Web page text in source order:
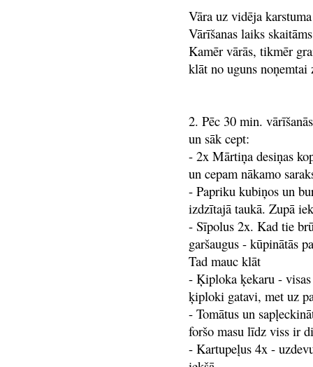
Vāra uz vidēja
Vārīšanas laiks
Kamēr vārās, tikmēr
klāt no uguns noņemtai
2. Pēc 30 min.
un sāk cept:
- 2x Mārtiņa desiņas
un cepam nākamo
- Papriku kubiņos un
izdzītajā taukā. Zupā
- Sīpolus 2x. Kad tie
garšaugus - kūpinātās
Tad mauc klāt
- Ķiploka ķekaru -
ķiploki gatavi, met uz
- Tomātus un
foršo masu līdz viss ir
- Kartupeļus 4x -